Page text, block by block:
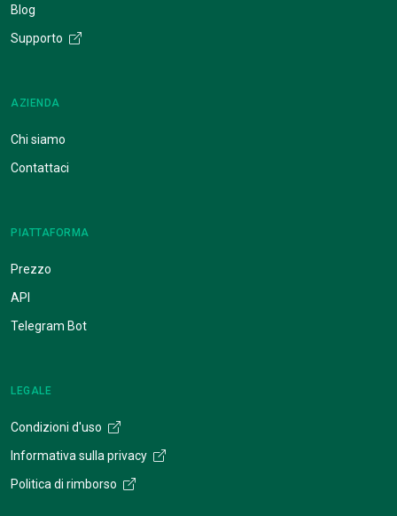
Blog
Supporto
AZIENDA
Chi siamo
Contattaci
PIATTAFORMA
Prezzo
API
Telegram Bot
LEGALE
Condizioni d'uso
Informativa sulla privacy
Politica di rimborso